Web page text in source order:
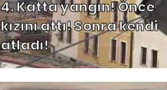
4. Katta yangın! Önce
kızını attı! Sonra kendi
atladı!